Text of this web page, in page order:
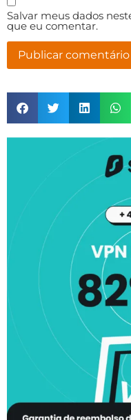
Salvar meus dados
que eu comentar.